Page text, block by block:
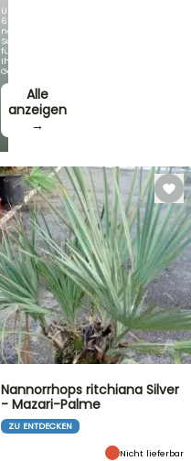
Über
60
neue
Sorten
für
Ihren
Garten!
Alle
anzeigen
→
Nannorrhops ritchiana Silver
- Mazari-Palme
ZU ENTDECKEN
Nicht lieferbar